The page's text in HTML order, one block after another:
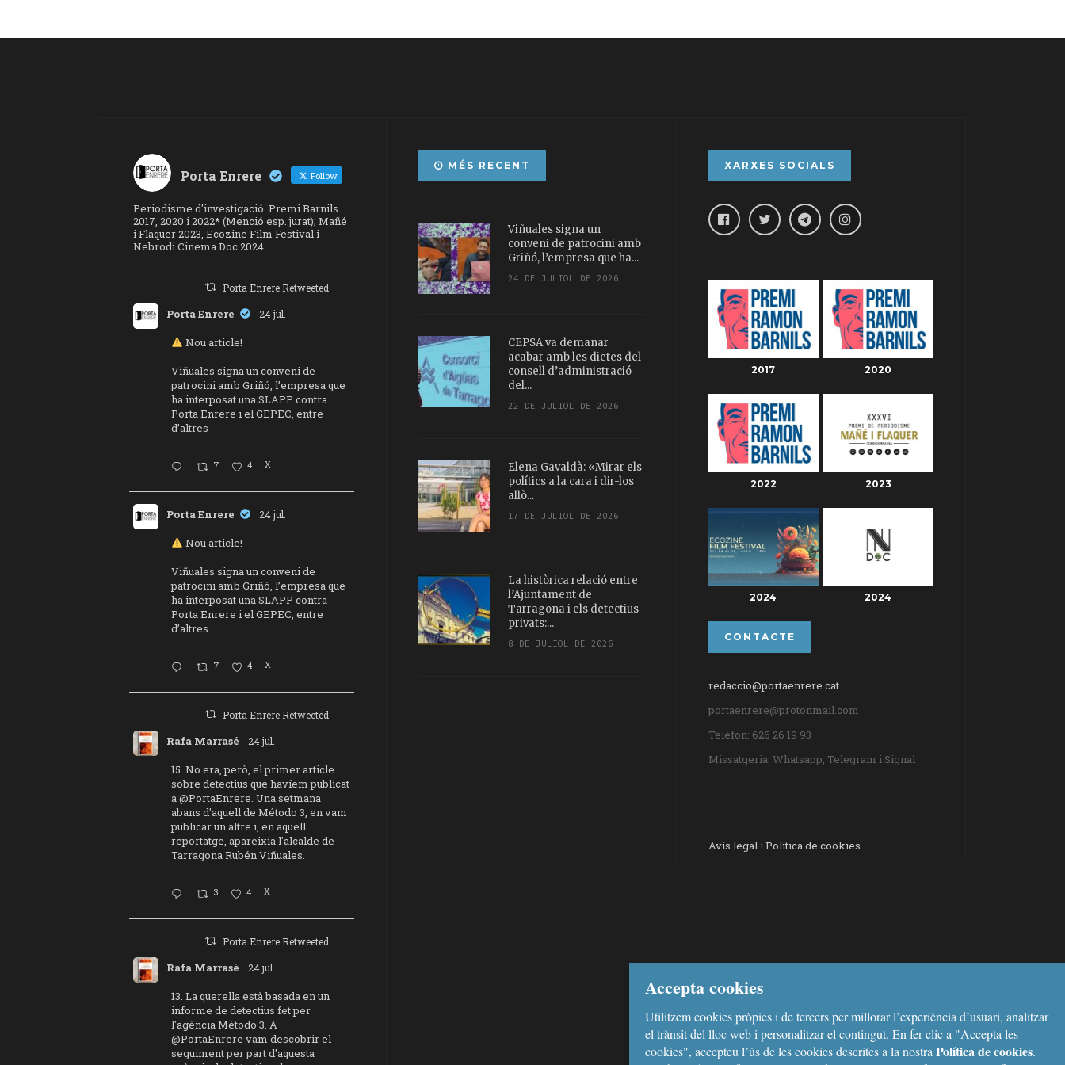
Porta Enrere Follow
Periodisme d'investigació. Premi Barnils
2017, 2020 i 2022* (Menció esp. jurat); Mañé
i Flaquer 2023, Ecozine Film Festival i
Nebrodi Cinema Doc 2024.
Porta Enrere Retweeted
Porta Enrere 24 jul.
Nou article!
Viñuales signa un conveni de
patrocini amb Griñó, l’empresa que
ha interposat una SLAPP contra
Porta Enrere i el GEPEC, entre
d’altres
7 4 X
Porta Enrere 24 jul.
Nou article!
Viñuales signa un conveni de
patrocini amb Griñó, l’empresa que
ha interposat una SLAPP contra
Porta Enrere i el GEPEC, entre
d’altres
7 4 X
Porta Enrere Retweeted
Rafa Marrasé 24 jul.
15. No era, però, el primer article
sobre detectius que havíem publicat
a@PortaEnrere. Una setmana
abans d'aquell de Método 3, en vam
publicar un altre i, en aquell
reportatge, apareixia l'alcalde de
Tarragona Rubén Viñuales.
3 4 X
Porta Enrere Retweeted
Rafa Marrasé 24 jul.
13. La querella està basada en un
informe de detectius fet per
l'agència Método 3. A
@PortaEnrere vam descobrir el
seguiment per part d'aquesta
MÉS RECENT
Viñuales signa un
conveni de patrocini amb
Griñó, l’empresa que ha...
24 DE JULIOL DE 2026
CEPSA va demanar
acabar amb les dietes del
consell d’administració
del...
22 DE JULIOL DE 2026
Elena Gavaldà: «Mirar els
polítics a la cara i dir-los
allò...
17 DE JULIOL DE 2026
La històrica relació entre
l’Ajuntament de
Tarragona i els detectius
privats:...
8 DE JULIOL DE 2026
XARXES SOCIALS
2017 2020
2022 2023
2024 2024
CONTACTE
redaccio@portaenrere.cat
portaenrere@protonmail.com
Telèfon: 626 26 19 93
Missatgeria: Whatsapp, Telegram i Signal
Avís legaliPolítica de cookies
Accepta cookies
Utilitzem cookies pròpies i de tercers per millorar l’experiència d’usuari, analitzar
el trànsit del lloc web i personalitzar el contingut. En fer clic a "Accepta les
cookies", accepteu l’ús de les cookies descrites a la nostra Política de cookies.